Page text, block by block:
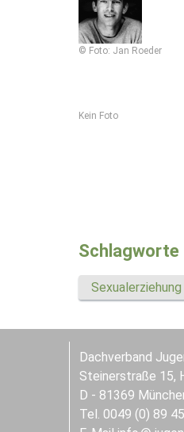
© Foto: Jan Roeder
Kein Foto
Schlagworte
Sexualerziehung
Dachverband
Steinerstraße 15,
D - 81369
Tel. 0049 (0) 89